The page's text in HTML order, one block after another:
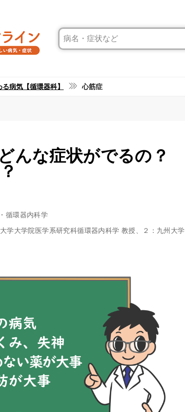
病気【循環器科】 心筋症
んな症状がでるの？
循環器内科学
学大学院医学系研究科循環器内科学 教授、２：九州大学